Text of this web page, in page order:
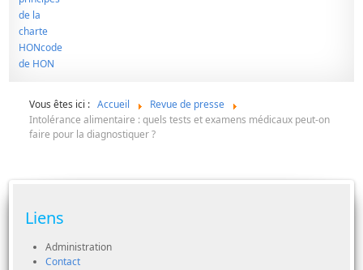
Vous êtes ici : Accueil
Revue de presse
Intolérance alimentaire : quels tests et examens médicaux peut-on
faire pour la diagnostiquer ?
Liens
Administration
Contact